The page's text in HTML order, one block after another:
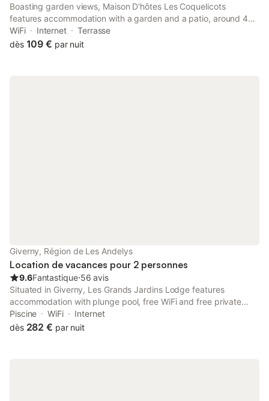
Boasting garden views, Maison D'hôtes Les Coquelicots
features accommodation with a garden and a patio, around 40
km from Le CADRAN. This property offers access to a terrace,
free private parking and free WiFi.
WiFi Internet
Terrasse
dès 109 € par nuit
Giverny, Région de Les Andelys
Location de vacances pour 2 personnes
9.6Fantastique⋅56 avis
Situated in Giverny, Les Grands Jardins Lodge features
accommodation with plunge pool, free WiFi and free private
parking for guests who drive. The property has inner courtyard
views. The property is non-smoking and is set 37 km from Le
Piscine WiFi
Internet
dès 282 € par nuit